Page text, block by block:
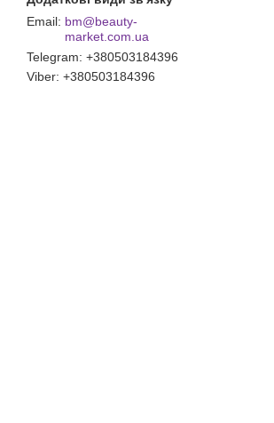
bm@beauty-
market.com.ua
Telegram +380503184396
Viber +380503184396